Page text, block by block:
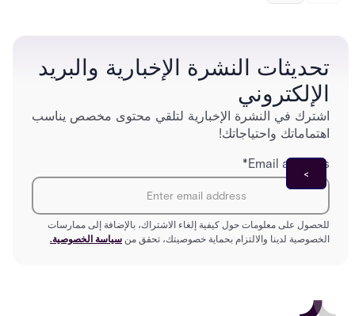
تحديثات النشرة الإخبارية والبريد
الإلكتروني
اشترك في النشرة الإخبارية لتلقي محتوى مخصص يناسب
اهتماماتك واحتياجاتك!
Email address
*
للحصول على معلومات حول كيفية إلغاء الاشتراك، بالإضافة إلى ممارسات
الخصوصية لدينا والالتزام بحماية خصوصيتك، تحقق من سياسة الخصوصية.